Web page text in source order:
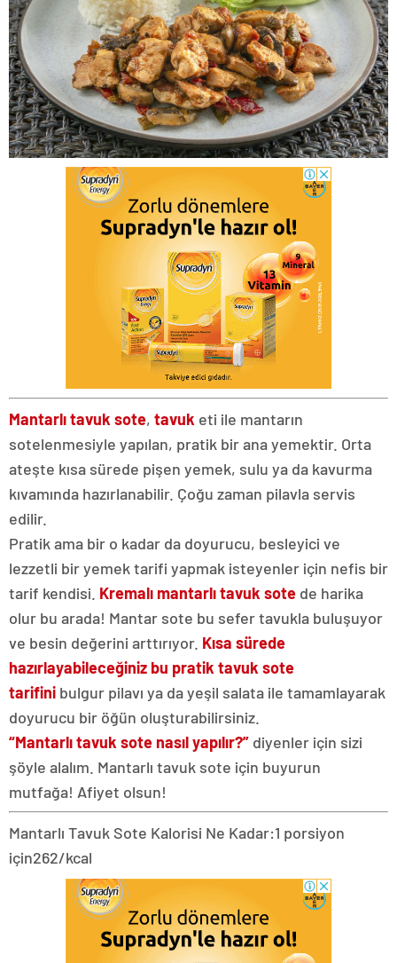
Mantarlı tavuk sote, tavuk eti ile mantarın
sotelenmesiyle yapılan, pratik bir ana yemektir. Orta
ateşte kısa sürede pişen yemek, sulu ya da kavurma
kıvamında hazırlanabilir. Çoğu zaman pilavla servis
edilir.
Pratik ama bir o kadar da doyurucu, besleyici ve
lezzetli bir yemek tarifi yapmak isteyenler için nefis bir
tarif kendisi. Kremalı mantarlı tavuk sote de harika
olur bu arada! Mantar sote bu sefer tavukla buluşuyor
ve besin değerini arttırıyor. Kısa sürede
hazırlayabileceğiniz bu pratik tavuk sote
tarifini bulgur pilavı ya da yeşil salata ile tamamlayarak
doyurucu bir öğün oluşturabilirsiniz.
“Mantarlı tavuk sote nasıl yapılır?” diyenler için sizi
şöyle alalım. Mantarlı tavuk sote için buyurun
mutfağa! Afiyet olsun!
Mantarlı Tavuk Sote Kalorisi Ne Kadar:1 porsiyon
için262/kcal